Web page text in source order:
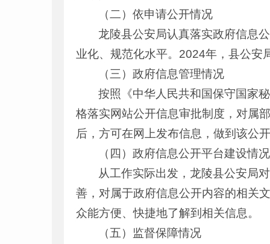
（二）依申请公开情况
龙陵县公安局认真落实政府信息
业化、规范化水平。2024年，县公安
（三）政府信息管理情况
按照《中华人民共和国保守国家
格落实网站公开信息审批制度，对属
后，方可在网上发布信息，做到该公
（四）政府信息公开平台建设情况
从工作实际出发，龙陵县公安局
善，对属于政府信息公开内容的相关
众能方便、快捷地了解到相关信息。
（五）监督保障情况